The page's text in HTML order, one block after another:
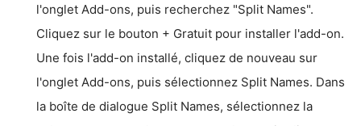
l'onglet Add-ons, puis recherchez "Split Names".
Cliquez sur le bouton + Gratuit pour installer l'add-on.
Une fois l'add-on installé, cliquez de nouveau sur
l'onglet Add-ons, puis sélectionnez Split Names. Dans
la boîte de dialogue Split Names, sélectionnez la